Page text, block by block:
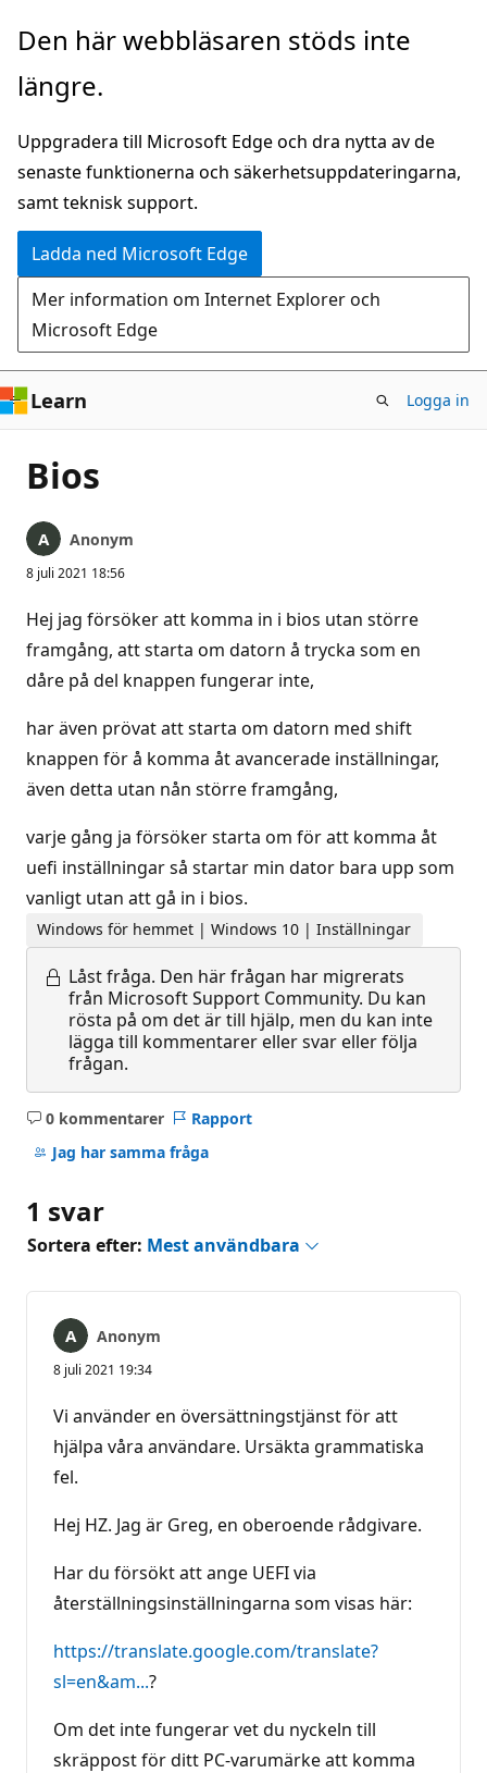
Hoppa
huvudinnehåll
Den här webbläsaren stöds inte
längre.
Uppgradera till Microsoft Edge och dra nytta av de
senaste funktionerna och säkerhetsuppdateringarna,
samt teknisk support.
Ladda ned Microsoft Edge
Mer information om Internet Explorer och
Microsoft Edge
Learn Logga in
Bios
Anonym
8 juli 2021 18:56
Hej jag försöker att komma in i bios utan större
framgång, att starta om datorn å trycka som en
dåre på del knappen fungerar inte,
har även prövat att starta om datorn med shift
knappen för å komma åt avancerade inställningar,
även detta utan nån större framgång,
varje gång ja försöker starta om för att komma åt
uefi inställningar så startar min dator bara upp som
vanligt utan att gå in i bios.
Windows för hemmet | Windows 10 | Inställningar
Låst fråga. Den här frågan har migrerats
från Microsoft Support Community. Du kan
rösta på om det är till hjälp, men du kan inte
lägga till kommentarer eller svar eller följa
frågan.
0 kommentarer
Inga
kommentarer
Rapport
Jag har samma fråga
1 svar
Sortera efter: Mest användbara
Anonym
8 juli 2021 19:34
Vi använder en översättningstjänst för att
hjälpa våra användare. Ursäkta grammatiska
fel.
Hej HZ. Jag är Greg, en oberoende rådgivare.
Har du försökt att ange UEFI via
återställningsinställningarna som visas här:
https://translate.google.com/translate?
sl=en&am...?
Om det inte fungerar vet du nyckeln till
skräppost för ditt PC-varumärke att komma